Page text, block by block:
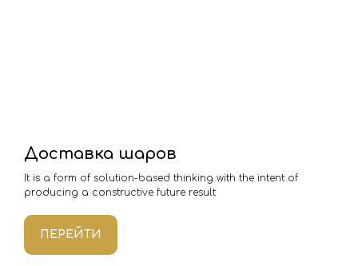
Доставка шаров
It is a form of solution-based thinking with the intent of
producing a constructive future result
ПЕРЕЙТИ